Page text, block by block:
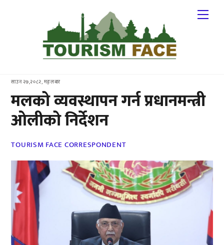
साउन २७,२०८२, मङ्लबार
मलको व्यवस्थापन गर्न प्रधानमन्त्री
ओलीको निर्देशन
TOURISM FACE CORRESPONDENT